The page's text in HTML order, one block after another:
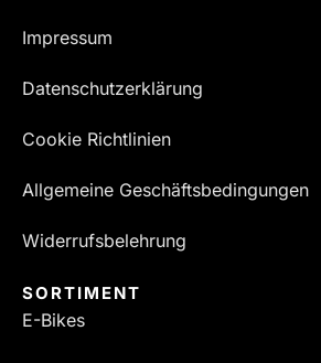
Impressum
Datenschutzerklärung
Cookie Richtlinien
Allgemeine Geschäftsbedingungen
Widerrufsbelehrung
SORTIMENT
E-Bikes